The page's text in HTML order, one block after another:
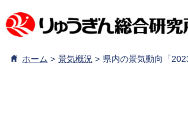
ホーム 景気概況 県内の景気動向「